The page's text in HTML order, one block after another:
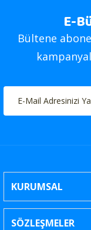
E-
Bültene
KURUMSAL
SÖZLEŞMELER